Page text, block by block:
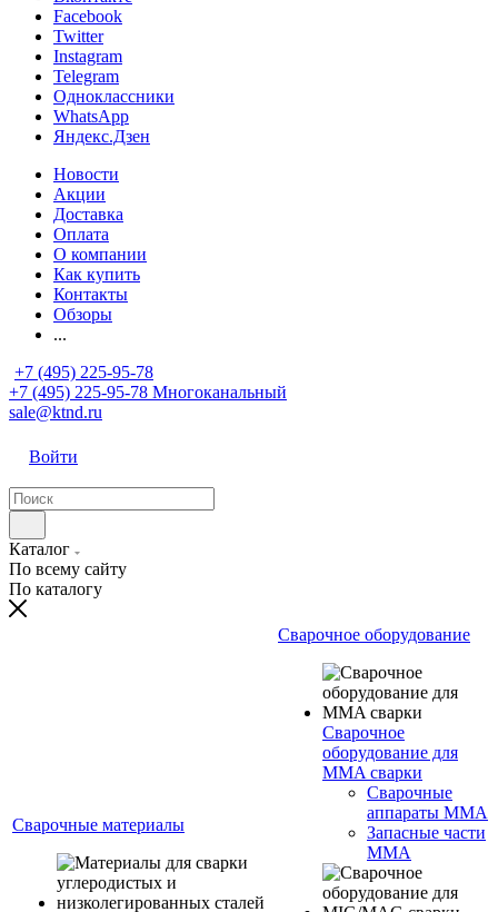
Facebook
Twitter
Instagram
Telegram
Одноклассники
WhatsApp
Яндекс.Дзен
Новости
Акции
Доставка
Оплата
О компании
Как купить
Контакты
Обзоры
...
+7 (495) 225-95-78
+7 (495) 225-95-78 Многоканальный
sale@ktnd.ru
Войти
Каталог
По всему сайту
По каталогу
Сварочные материалы
Сварочное оборудование
Сварочное
оборудование для
MMA сварки
Сварочные
аппараты MMA
Запасные части
MMA